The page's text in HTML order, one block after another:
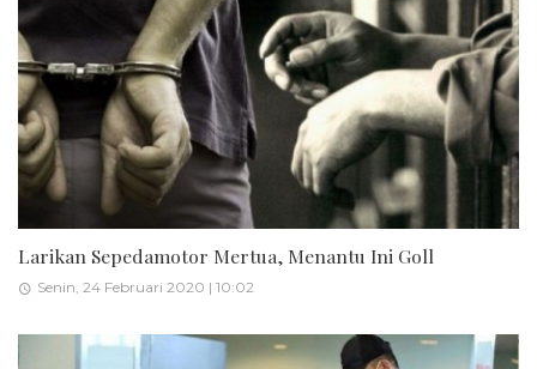
Larikan Sepedamotor Mertua, Menantu Ini Goll
Senin, 24 Februari 2020 | 10:02